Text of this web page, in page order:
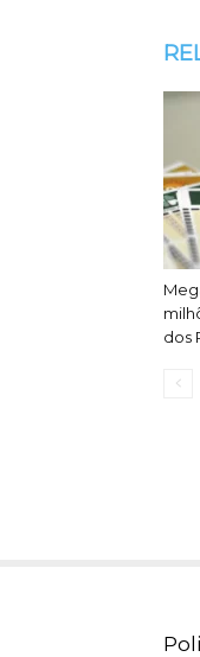
dos